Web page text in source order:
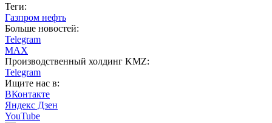
Теги:
Газпром нефть
Больше новостей:
Telegram
MAX
Производственный холдинг KMZ:
Telegram
Ищите нас в:
ВКонтакте
Яндекс Дзен
YouTube